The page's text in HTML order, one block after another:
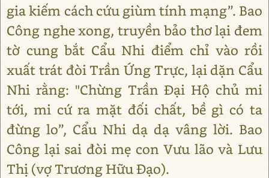
gia kiếm cách cứu giùm tính mạng”. Bao
Công nghe xong, truyền bảo thơ lại đem
tờ cung bắt Cẩu Nhi điểm chỉ vào rồi
xuất trát đòi Trần Ứng Trực, lại dặn Cẩu
Nhi rằng: "Chừng Trần Đại Hộ chủ mi
tới, mi cứ ra mặt đối chất, bề gì có ta
đừng lo”, Cẩu Nhi dạ dạ vâng lời. Bao
Công lại sai đòi mẹ con Vưu lão và Lưu
Thị (vợ Trương Hữu Đạo).